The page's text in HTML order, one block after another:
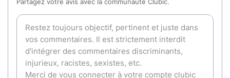
Partagez votre avis avec la communauté Clubic.